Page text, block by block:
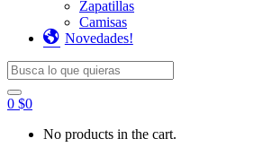
Zapatillas
Camisas
Novedades!
Search for:
0 $0
No products in the cart.